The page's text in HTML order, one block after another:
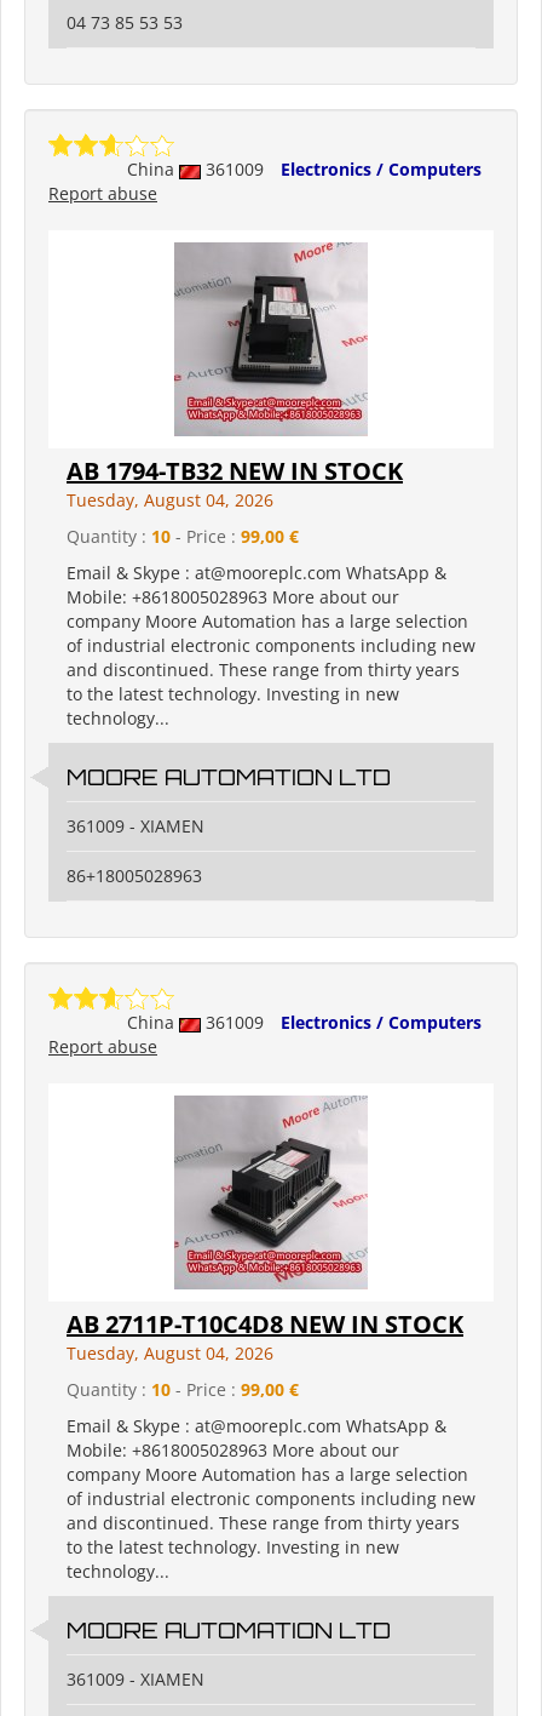
04 73 85 53 53
China 361009
Electronics / Computers
Report abuse
AB 1794-TB32 NEW IN STOCK
Tuesday, August 04, 2026
Quantity : 10 - Price : 99,00 €
Email & Skype : at@mooreplc.com WhatsApp &
Mobile: +8618005028963 More about our
company Moore Automation has a large selection
of industrial electronic components including new
and discontinued. These range from thirty years
to the latest technology. Investing in new
technology...
MOORE AUTOMATION LTD
361009 - XIAMEN
86+18005028963
China 361009
Electronics / Computers
Report abuse
AB 2711P-T10C4D8 NEW IN STOCK
Tuesday, August 04, 2026
Quantity : 10 - Price : 99,00 €
Email & Skype : at@mooreplc.com WhatsApp &
Mobile: +8618005028963 More about our
company Moore Automation has a large selection
of industrial electronic components including new
and discontinued. These range from thirty years
to the latest technology. Investing in new
technology...
MOORE AUTOMATION LTD
361009 - XIAMEN